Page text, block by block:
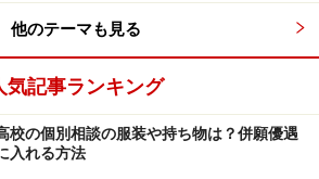
が増えること、部活にかなり体力を
をお子さまに伝えた上で、様子の変
ましょう。
らするべきことは小学校内容の復習
他のテーマも見る
気記事ランキング
校の個別相談の服装や持ち物は？併願優遇
入れる方法